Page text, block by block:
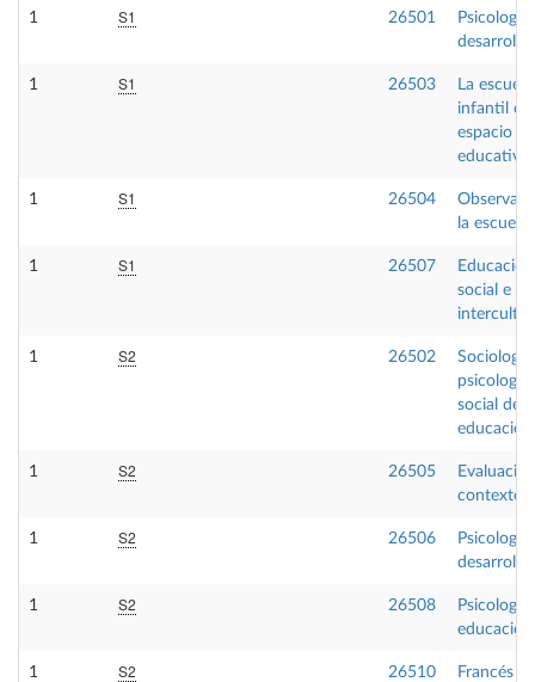
1 S1 26501
Psicología
desarrollo
1 S1 26503
La escuela
infantil
espacio
educativo
1 S1 26504
la escuela
1 S1 26507
Educación
social e
1 S2 26502
Sociología
psicología
social de
educación
1 S2 26505
contextos
1 S2 26506
Psicología
desarrollo
1 S2 26508
Psicología
educación
1 S2 26510
Francés en